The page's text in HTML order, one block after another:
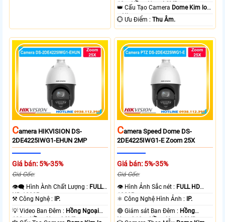
10m Hồng Ngoại SMD.
👑 Cấu Tạo Camera Dome Kim loại
+ Nhựa.
️💮 Ưu Điểm :Thu Âm.
CAmera HIKVISION DS-
2DE4225IWG1-EHUN 2MP
Giá bán: 5%-35%
Giá Gốc:
👁️‍🗨 Hình Ành Chất Lượng : FULL
HD 1080P .
⚒ Công Nghệ :
IP.
💡 Video Ban Đêm : Hồng Ngoại
100m Hồng Ngoại SMD.
CAmera Speed Dome DS-
2DE4225IWG1-E Zoom 25X
Giá bán: 5%-35%
Giá Gốc:
👁 Hình Ảnh Sắc nét : FULL HD
1080P .
⚛️ Công Nghệ Hình Ảnh :
IP.
🔴 Giám sát Ban Đêm : Hồng
Ngoại 10m Hồng Ngoại SMD.